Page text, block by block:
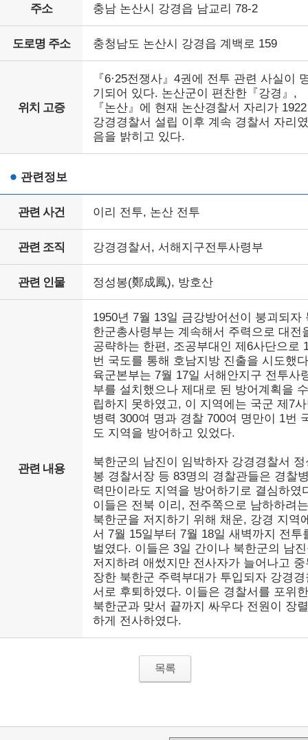
주소 충남 논산시 강경읍 남교리 78-2
도로명 주소 충청남도 논산시 강경읍 계백로 159
위치 고증
『6·25전쟁사』4권에 전투 관련 사실이
기되어 있다. 논산군이 편찬한『강경』,
『논산』에 현재 논산경찰서 자리가
강경경찰서 설립 이후 계속 경찰서 자리였
음을 밝히고 있다.
관련정보
관련 사건 이리 전투, 논산 전투
관련 조직 강경경찰서, 서해지구전투사령부
관련 인물 정성봉(鄭成鳳), 방호산
관련 내용
1950년 7월 13일 금강방어선이 붕괴되자
한군총사령부는 계속해서 주력으로 대전
공략하는 한편, 조공부대인 제6사단으로
번 국도를 통해 호남지방 진출을 시도했
육군본부는 7월 17일 서해안지구 전투사
부를 설치했으나 제대로 된 방어계획을 수
립하지 못하였고, 이 지역에는 국군 제7
병력 300여 명과 경찰 700여 명만이 1번
도 지역을 방어하고 있었다.
북한군의 남진이 임박하자 강경경찰서 정
봉 경찰서장 등 83명의 경찰관들은 경찰
력만이라도 지역을 방어하기로 결심하였
이들은 전북 이리, 전주쪽으로 남하하려는
북한군을 저지하기 위해 채운, 강경 지역
서 7월 15일부터 7월 18일 새벽까지 전투
벌였다. 이들은 3일 간이나 북한군의 남
저지하려 애썼지만 전사자가 늘어나고 중
장한 북한군 주력부대가 투입되자 강경경
서로 후퇴하였다. 이들은 경찰서를 포위한
북한군과 맞서 끝까지 싸우다 전원이 장렬
하게 전사하였다.
목록